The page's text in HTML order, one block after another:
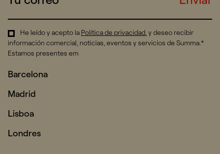
He leído y acepto la Política de privacidad. y deseo recibir
información comercial, noticias, eventos y servicios de Summa.*
Estamos presentes em
Barcelona
Madrid
Lisboa
Londres